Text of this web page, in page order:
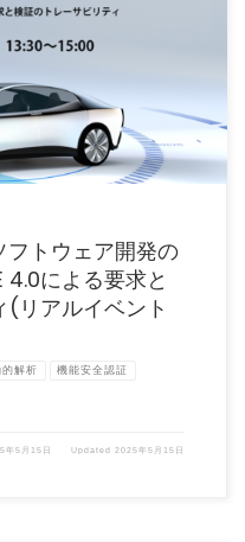
フトウェア開発の
による要求と
リアルイベント
的解析 機能安全認証
年5月15日 Updated 2025年5月15日